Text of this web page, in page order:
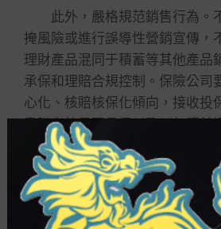
此外，嚴格規范銷售行為。
掩風險或進行誤導性營銷宣傳，
理財產品混同于積蓄等其他產品
承保和理賠合規控制。保險公司
心化、核賠核保化傾向，接收投
盡職審核是否承保以及以何種前
險人或受益人的補償或給付保險
作出處理，推行保險合同約定的
皆宜的棋牌遊戲推薦 賠便捷性、
拖賠惜賠、無理拒賠。